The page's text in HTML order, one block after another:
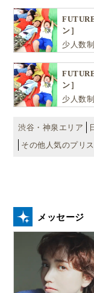
自ら進
ン］
少人数
ン］
少人数
渋谷・神泉エリア
その他人気のプリ
メッセージ